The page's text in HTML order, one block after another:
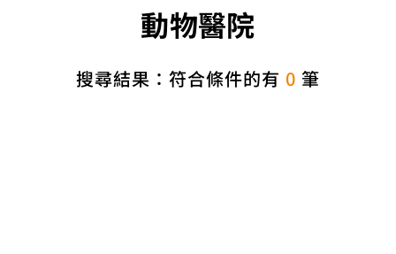
動物醫院
搜尋結果：符合條件的有 0 筆